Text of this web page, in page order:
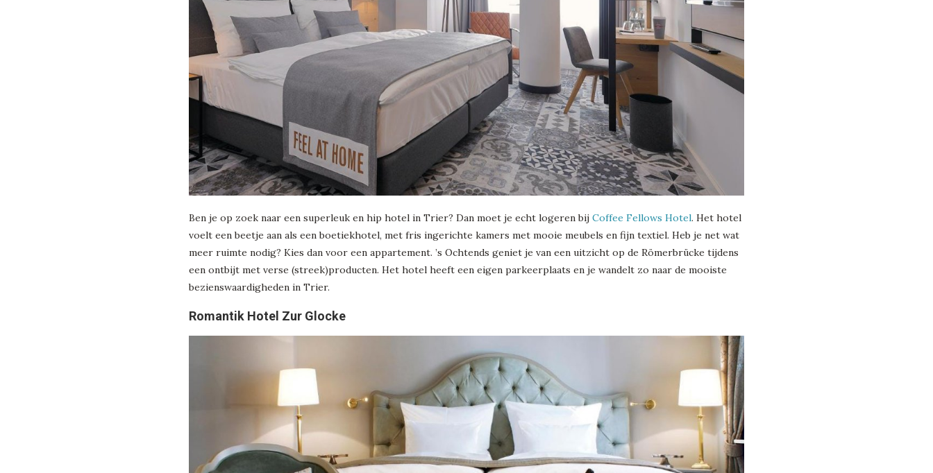
Ben je op zoek naar een superleuk en hip hotel in Trier? Dan moet je echt logeren bij Coffee Fellows Hotel. Het hotel
voelt een beetje aan als een boetiekhotel, met fris ingerichte kamers met mooie meubels en fijn textiel. Heb je net wat
meer ruimte nodig? Kies dan voor een appartement. ’s Ochtends geniet je van een uitzicht op de Römerbrücke tijdens
een ontbijt met verse (streek)producten. Het hotel heeft een eigen parkeerplaats en je wandelt zo naar de mooiste
bezienswaardigheden in Trier.
Romantik Hotel Zur Glocke